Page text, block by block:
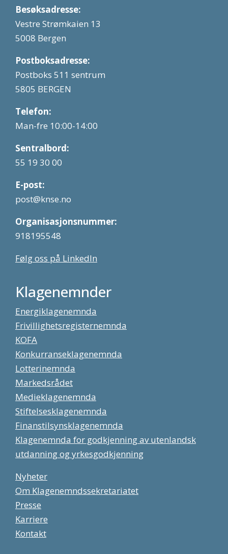
Besøksadresse:
Vestre Strømkaien 13
5008 Bergen
Postboksadresse:
Postboks 511 sentrum
5805 BERGEN
Telefon:
Man-fre 10:00-14:00
Sentralbord:
55 19 30 00
E-post:
post@knse.no
Organisasjonsnummer:
918195548
Følg oss på LinkedIn
Klagenemnder
Energiklagenemnda
Frivillighetsregisternemnda
KOFA
Konkurranseklagenemnda
Lotterinemnda
Markedsrådet
Medieklagenemnda
Stiftelsesklagenemnda
Finanstilsynsklagenemnda
Klagenemnda for godkjenning av utenlandsk
utdanning og yrkesgodkjenning
Nyheter
Om Klagenemndssekretariatet
Presse
Karriere
Kontakt